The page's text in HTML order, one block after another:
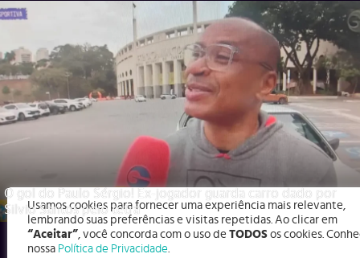
O gol do Paulo Sérgio! Ex-jogador guarda carro dado por
Silvio Santos pelo tetra
Usamos cookies para fornecer uma experiência mais relevante,
lembrando suas preferências e visitas repetidas. Ao clicar em
“Aceitar”, você concorda com o uso de TODOSos cookies.
nossa Política de Privacidade.